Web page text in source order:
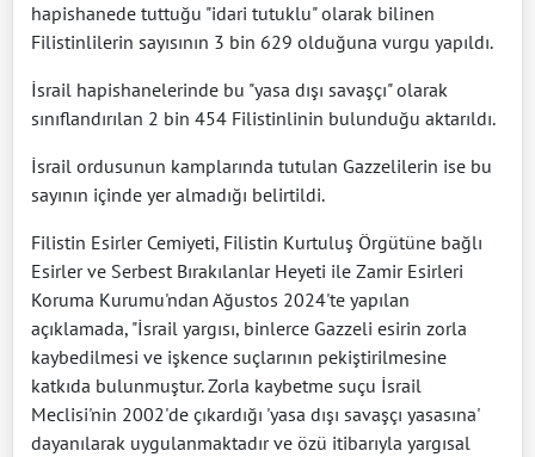
hapishanede tuttuğu "idari tutuklu" olarak bilinen
Filistinlilerin sayısının 3 bin 629 olduğuna vurgu yapıldı.
İsrail hapishanelerinde bu "yasa dışı savaşçı" olarak
sınıflandırılan 2 bin 454 Filistinlinin bulunduğu aktarıldı.
İsrail ordusunun kamplarında tutulan Gazzelilerin ise bu
sayının içinde yer almadığı belirtildi.
Filistin Esirler Cemiyeti, Filistin Kurtuluş Örgütüne bağlı
Esirler ve Serbest Bırakılanlar Heyeti ile Zamir Esirleri
Koruma Kurumu'ndan Ağustos 2024'te yapılan
açıklamada, "İsrail yargısı, binlerce Gazzeli esirin zorla
kaybedilmesi ve işkence suçlarının pekiştirilmesine
katkıda bulunmuştur. Zorla kaybetme suçu İsrail
Meclisi'nin 2002'de çıkardığı 'yasa dışı savaşçı yasasına'
dayanılarak uygulanmaktadır ve özü itibarıyla yargısal